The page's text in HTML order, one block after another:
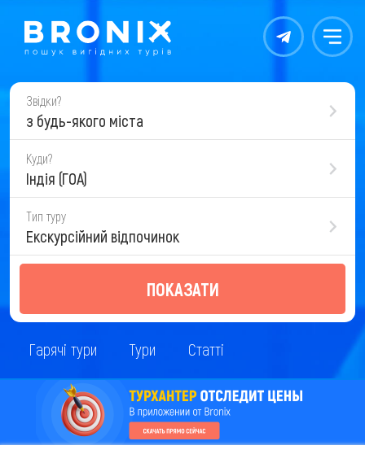
Контакты Меню
Звідки?
з будь-якого міста
Куди?
Індія (ГОА)
Тип туру
Екскурсійний відпочинок
ПОКАЗАТИ
Гарячі тури Тури Статті